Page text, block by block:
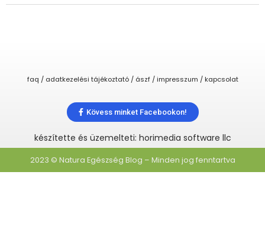
faq / adatkezelési tájékoztató / ászf / impresszum / kapcsolat
Kövess minket Facebookon!
készítette és üzemelteti: horimedia software llc
2023 © Natura Egészség Blog – Minden jog fenntartva